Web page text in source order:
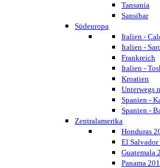
Tansania
Sansibar
Südeuropa
Italien -
Italien -
Frankreich
Italien -
Kroatien
Unterwegs
Spanien -
Spanien -
Zentralamerika
Honduras
El Salvador
Guatemala
Panama